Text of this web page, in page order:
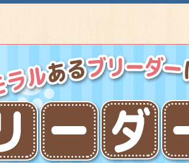
届ける大切な役割を担うブリーダーは動物
やすく解説していきます。